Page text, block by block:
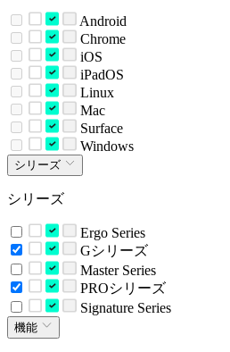
Android
Chrome
iOS
iPadOS
Linux
Mac
Surface
Windows
シリーズ
シリーズ
Ergo Series
Gシリーズ
Master Series
PROシリーズ
Signature Series
機能